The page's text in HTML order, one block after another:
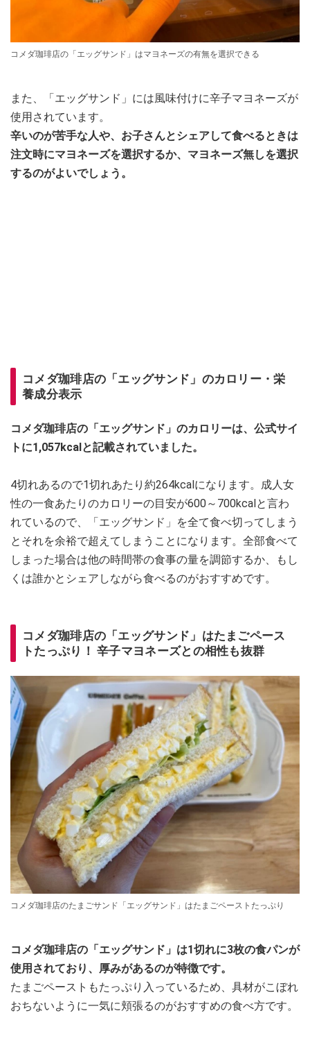
コメダ珈琲店の「エッグサンド」はマヨネーズの有無を選択できる
また、「エッグサンド」には風味付けに辛子マヨネーズが
使用されています。
辛いのが苦手な人や、お子さんとシェアして食べるときは
注文時にマヨネーズを選択するか、マヨネーズ無しを選択
するのがよいでしょう。
コメダ珈琲店の「エッグサンド」のカロリー・栄
養成分表示
コメダ珈琲店の「エッグサンド」のカロリーは、公式サイ
トに1,057kcalと記載されていました。
4切れあるので1切れあたり約264kcalになります。成人女
性の一食あたりのカロリーの目安が600～700kcalと言わ
れているので、「エッグサンド」を全て食べ切ってしまう
とそれを余裕で超えてしまうことになります。全部食べて
しまった場合は他の時間帯の食事の量を調節するか、もし
くは誰かとシェアしながら食べるのがおすすめです。
コメダ珈琲店の「エッグサンド」はたまごペース
トたっぷり！ 辛子マヨネーズとの相性も抜群
コメダ珈琲店のたまごサンド「エッグサンド」はたまごペーストたっぷり
コメダ珈琲店の「エッグサンド」は1切れに3枚の食パンが
使用されており、厚みがあるのが特徴です。
たまごペーストもたっぷり入っているため、具材がこぼれ
おちないように一気に頬張るのがおすすめの食べ方です。